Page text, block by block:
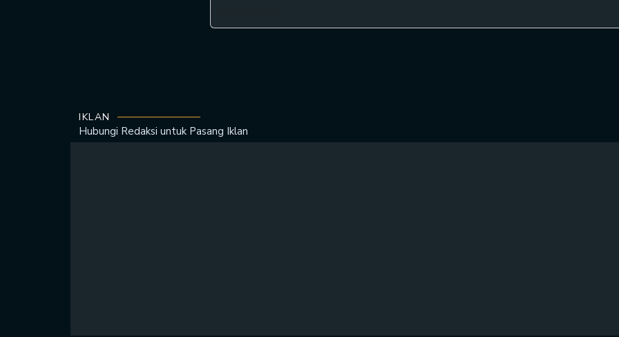
IKLAN
Hubungi Redaksi untuk Pasang Iklan